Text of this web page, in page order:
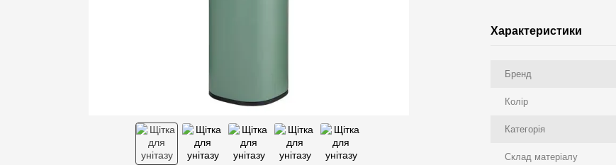
Характеристики
Бренд
Колір
Категорія
Склад матеріалу